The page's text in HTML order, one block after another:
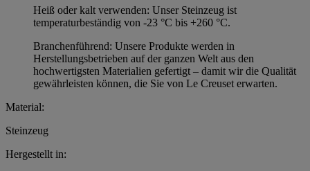
Heiß oder kalt verwenden: Unser Steinzeug ist
temperaturbeständig von -23 °C bis +260 °C.
Branchenführend: Unsere Produkte werden in
Herstellungsbetrieben auf der ganzen Welt aus den
hochwertigsten Materialien gefertigt – damit wir die Qualität
gewährleisten können, die Sie von Le Creuset erwarten.
Material:
Steinzeug
Hergestellt in: